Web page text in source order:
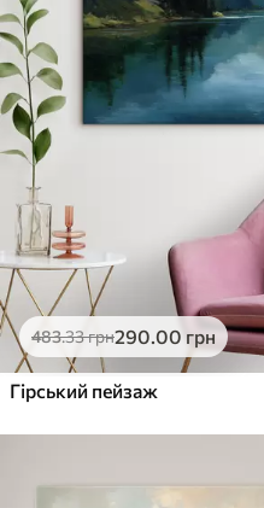
483.33грн290.00 грн
Гірський пейзаж